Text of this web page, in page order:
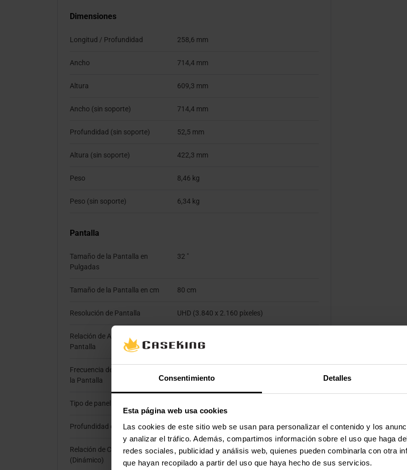
Consentimiento Detalles
Esta página web usa cookies
Las cookies de este sitio web se usan para personalizar el contenido y los
y analizar el tráfico. Además, compartimos información sobre el uso que haga
redes sociales, publicidad y análisis web, quienes pueden combinarla con otra
que hayan recopilado a partir del uso que haya hecho de sus servicios.
Dimensiones
Longitud / Profundidad 258,6 mm
Ancho 714,4 mm
Altura 609,3 mm
Ancho (sin soporte) 714,4 mm
Profundidad (sin soporte) 52,5 mm
Altura (sin soporte) 422,3 mm
Peso 8,46 kg
Peso (sin soporte) 6,34 kg
Pantalla
Tamaño de la Pantalla en
Pulgadas
32 "
Tamaño de la Pantalla en cm 80 cm
Resolución de Pantalla UHD (3.840 x 2.160 píxeles)
Relación de Aspecto de la
Pantalla
Frecuencia de Actualización de
la Pantalla
Tipo de panel de Pantalla
Profundidad del color Max. 1,07 mil millones de colores (8 bit + FRC)
Relación de Contraste
(Dinámico)
50.000.000:1